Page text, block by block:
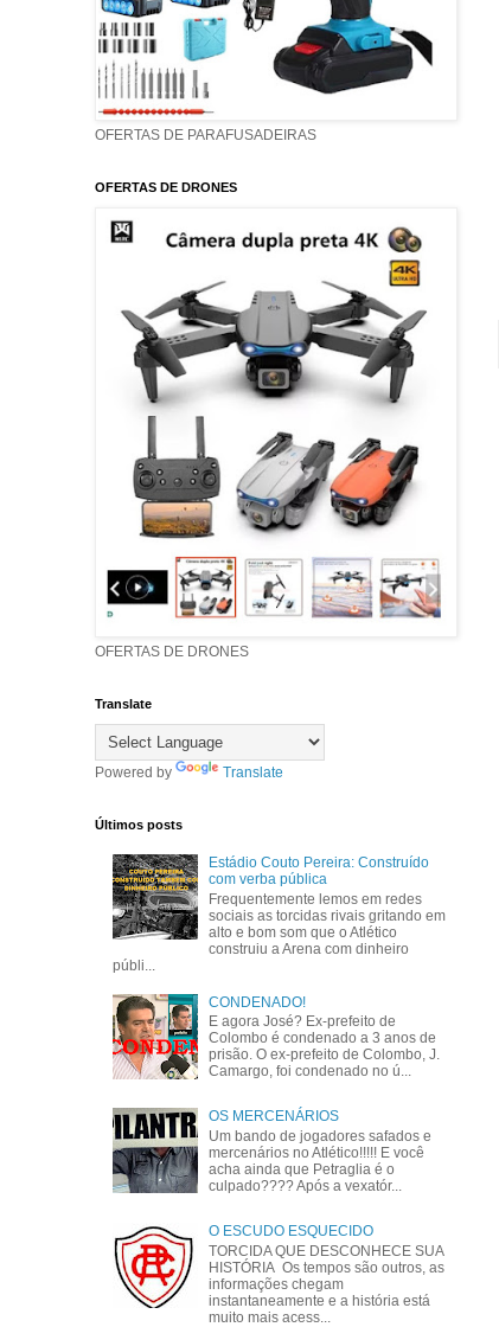
OFERTAS DE PARAFUSADEIRAS
OFERTAS DE DRONES
OFERTAS DE DRONES
Translate
Powered by Translate
Últimos posts
Estádio Couto Pereira: Construído
com verba pública
Frequentemente lemos em redes
sociais as torcidas rivais gritando em
alto e bom som que o Atlético
construiu a Arena com dinheiro
públi...
CONDENADO!
E agora José? Ex-prefeito de
Colombo é condenado a 3 anos de
prisão. O ex-prefeito de Colombo, J.
Camargo, foi condenado no ú...
OS MERCENÁRIOS
Um bando de jogadores safados e
mercenários no Atlético!!!!! E você
acha ainda que Petraglia é o
culpado???? Após a vexatór...
O ESCUDO ESQUECIDO
TORCIDA QUE DESCONHECE SUA
HISTÓRIA Os tempos são outros, as
informações chegam
instantaneamente e a história está
muito mais acess...